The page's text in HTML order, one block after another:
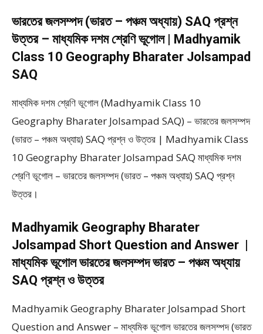
ভারতের জলসম্পদ (ভারত – পঞ্চম অধ্যায়) SAQ প্রশ্ন
উত্তর – মাধ্যমিক দশম শ্রেণি ভূগোল | Madhyamik
Class 10 Geography Bharater Jolsampad
SAQ
মাধ্যমিক দশম শ্রেণি ভূগোল (Madhyamik Class 10
Geography Bharater Jolsampad SAQ) – ভারতের জলসম্পদ
(ভারত – পঞ্চম অধ্যায়) SAQ প্রশ্ন ও উত্তর | Madhyamik Class
10 Geography Bharater Jolsampad SAQ মাধ্যমিক দশম
শ্রেণি ভূগোল – ভারতের জলসম্পদ (ভারত – পঞ্চম অধ্যায়) SAQ প্রশ্ন
উত্তর।
Madhyamik Geography Bharater
Jolsampad Short Question and Answer |
মাধ্যমিক ভূগোল ভারতের জলসম্পদ ভারত – পঞ্চম অধ্যায়
SAQ প্রশ্ন ও উত্তর
Madhyamik Geography Bharater Jolsampad Short
Question and Answer – মাধ্যমিক ভূগোল ভারতের জলসম্পদ (ভারত